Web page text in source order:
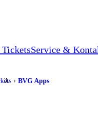
Service &
BVG Apps